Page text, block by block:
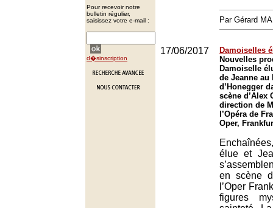
Pour recevoir notre
bulletin régulier,
saisissez votre e-mail :
d�sinscription
Par Gérard
17/06/2017
Damoiselles
Nouvelles
Damoiselle
de Jeanne au
d’Honegger
scène d’Alex
direction de
l’Opéra de
Oper,
élue et
en scène
l’Oper
figures